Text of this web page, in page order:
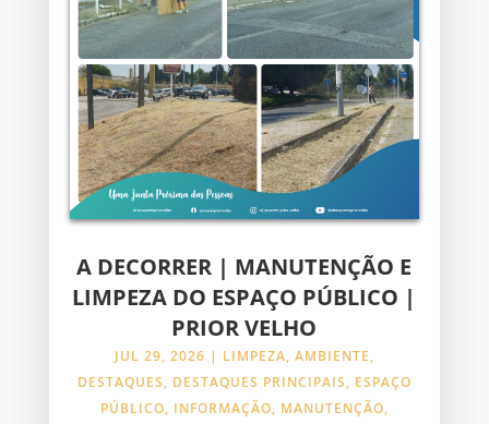
A DECORRER | MANUTENÇÃO E
LIMPEZA DO ESPAÇO PÚBLICO |
PRIOR VELHO
JUL 29, 2026 | LIMPEZA, AMBIENTE,
DESTAQUES, DESTAQUES PRINCIPAIS, ESPAÇO
PÚBLICO, INFORMAÇÃO, MANUTENÇÃO,